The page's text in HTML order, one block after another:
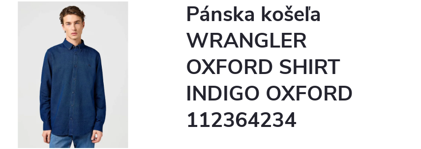
Pánska košeľa
WRANGLER
OXFORD SHIRT
INDIGO OXFORD
112364234